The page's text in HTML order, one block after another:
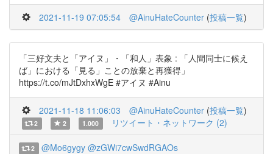
2021-11-19 07:05:54 @AinuHateCounter (投稿一覧)
「三好文夫と「アイヌ」・「和人」表象 : 「人間同士に候え
ば」における「見る」ことの放棄と再獲得」
https://t.co/mJtDxhxWgE #アイヌ #Ainu
2021-11-18 11:06:03 @AinuHateCounter (投稿一覧)
2 2 1.000 リツイート・ネットワーク (2)
2 @Mo6gygy @zGWi7cwSwdRGAOs